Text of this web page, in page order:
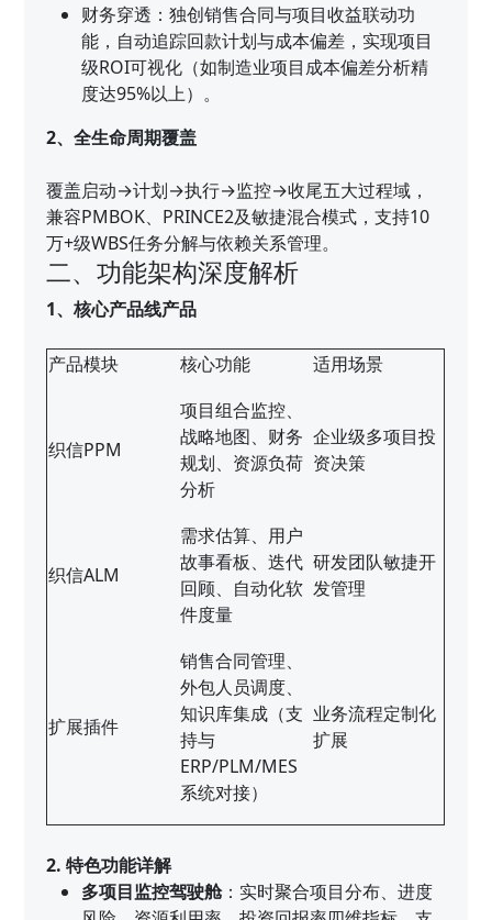
财务穿透：独创销售合同与项目收益联动功
能，自动追踪回款计划与成本偏差，实现项目
级ROI可视化（如制造业项目成本偏差分析精
度达95%以上）。
2、全生命周期覆盖
覆盖启动→计划→执行→监控→收尾五大过程域，
兼容PMBOK、PRINCE2及敏捷混合模式，支持10
万+级WBS任务分解与依赖关系管理。
二、功能架构深度解析
1、核心产品线产品
产品模块 核心功能 适用场景
织信PPM
项目组合监控、
战略地图、财务
规划、资源负荷
分析
企业级多项目投
资决策
织信ALM
需求估算、用户
故事看板、迭代
回顾、自动化软
件度量
研发团队敏捷开
发管理
扩展插件
销售合同管理、
外包人员调度、
知识库集成（支
持与
ERP/PLM/MES
系统对接）
业务流程定制化
扩展
2. 特色功能详解
多项目监控驾驶舱：实时聚合项目分布、进度